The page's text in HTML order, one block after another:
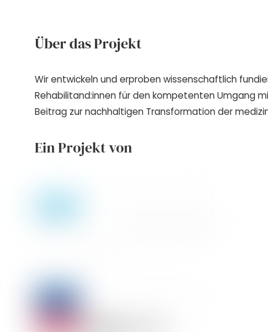
Über das Projekt
Wir entwickeln und erproben wissenschaftlich
Rehabilitand:innen für den kompetenten Umgang
Beitrag zur nachhaltigen Transformation der
Ein Projekt von